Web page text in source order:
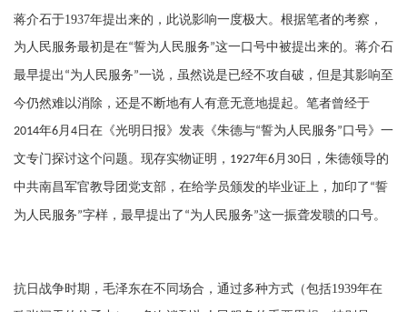
蒋介石于1937年提出来的，此说影响一度极大。根据笔者的考察，
为人民服务最初是在“誓为人民服务”这一口号中被提出来的。蒋介石
最早提出 “为人民服务”一说，虽然说是已经不攻自破，但是其影响至
今仍然难以消除，还是不断地有人有意无意地提起。笔者曾经于
2014年6 月 4 日在《光明日报》发表《朱德与“誓为人民服务” 口号》一
文专门探讨这个问题。现存实物证明， 1927年6 月 30 日，朱德领导的
中共南昌军官教导团党支部，在给学员颁发的毕业证上，加印了 “誓
为人民服务”字样，最早提出了 “为人民服务”这一振聋发聩的口号。
抗日战争时期，毛泽东在不同场合，通过多种方式（包括1939年在